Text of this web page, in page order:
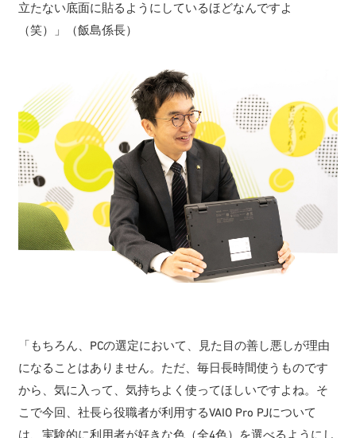
立たない底面に貼るようにしているほどなんですよ
（笑）」（飯島係長）
「もちろん、PCの選定において、見た目の善し悪しが理由
になることはありません。ただ、毎日長時間使うものです
から、気に入って、気持ちよく使ってほしいですよね。そ
こで今回、社長ら役職者が利用するVAIO Pro PJについて
は、実験的に利用者が好きな色（全4色）を選べるようにし